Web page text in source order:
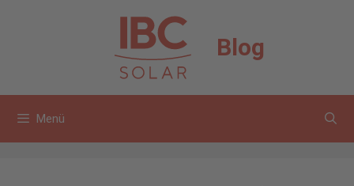
Blog
Menü